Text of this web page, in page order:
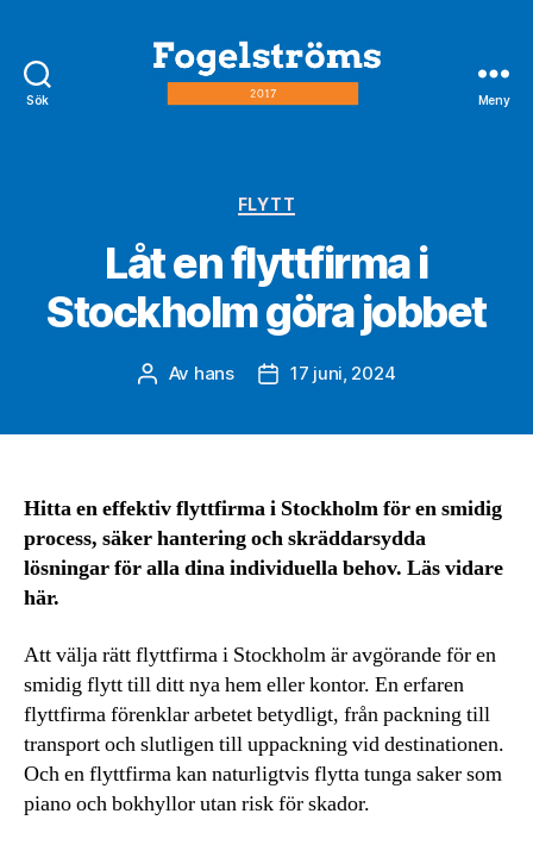
Sök Meny
Kategorier
FLYTT
Låt en flyttfirma i
Stockholm göra jobbet
Inläggsförfattare
Av hans Inläggsdatum
17 juni, 2024
Hitta en effektiv flyttfirma i Stockholm för en smidig
process, säker hantering och skräddarsydda
lösningar för alla dina individuella behov. Läs vidare
här.
Att välja rätt flyttfirma i Stockholm är avgörande för en
smidig flytt till ditt nya hem eller kontor. En erfaren
flyttfirma förenklar arbetet betydligt, från packning till
transport och slutligen till uppackning vid destinationen.
Och en flyttfirma kan naturligtvis flytta tunga saker som
piano och bokhyllor utan risk för skador.